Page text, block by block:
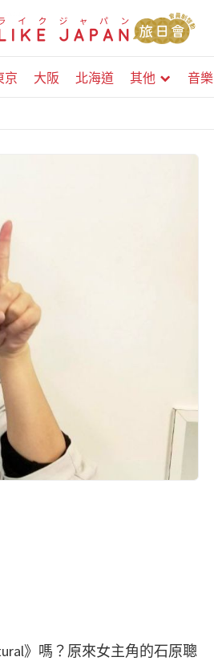
京 大阪 北海道 其他 音樂
》嗎？原來女主角的石原聰